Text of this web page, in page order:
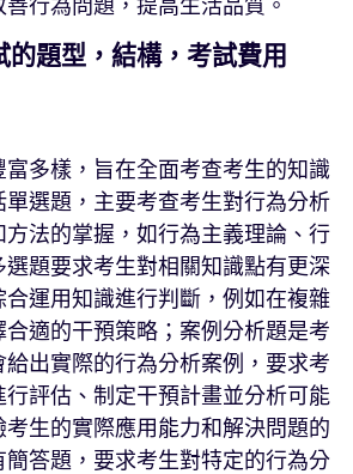
行為問題，提高生活品質。
的題型，結構，考試費用
多樣，旨在全面考查考生的知識
選題，主要考查考生對行為分析
法的掌握，如行為主義理論、行
題要求考生對相關知識點有更深
合運用知識進行判斷，例如在複雜
適的干預策略；案例分析題是考
出實際的行為分析案例，要求考
行評估、制定干預計畫並分析可能
生的實際應用能力和解決問題的
簡答題，要求考生對特定的行為分